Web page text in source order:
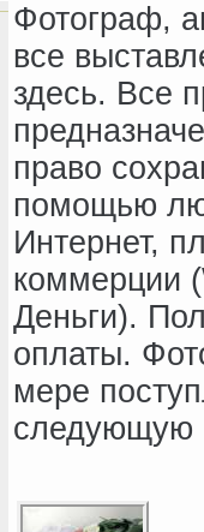
Фотограф,
все
здесь. Все
право
помощью
Интернет,
коммерции
Деньги).
оплаты.
мере
следующую